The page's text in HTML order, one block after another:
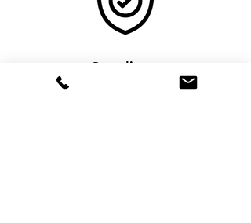
Compliance
Supporto per adempimenti normativi